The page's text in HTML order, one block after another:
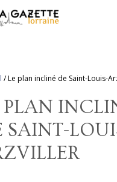
/Le plan incliné de Saint-Louis-
PLAN
SAINT-